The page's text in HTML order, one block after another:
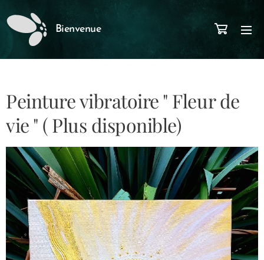
Bienvenue
Peinture vibratoire " Fleur de
vie " ( Plus disponible)